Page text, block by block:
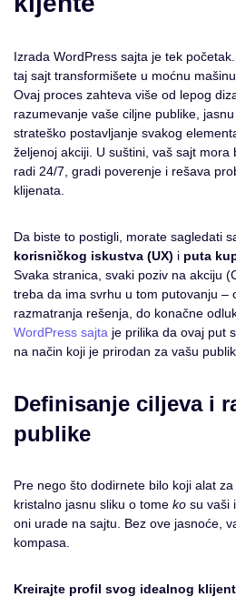
Izrada WordPress sajta je tek
taj sajt transformišete u moćnu
Ovaj proces zahteva više od lepog
razumevanje vaše ciljne publike,
strateško postavljanje svakog
željenoj akciji. U suštini, vaš sajt mora
radi 24/7, gradi poverenje i rešava
klijenata.
Da biste to postigli, morate sagledati
korisničkog iskustva (UX) i puta
Svaka stranica, svaki poziv na akciju
treba da ima svrhu u tom putovanju –
razmatranja rešenja, do konačne
WordPress sajta je prilika da ovaj put
na način koji je prirodan za vašu
Definisanje ciljeva i
publike
Pre nego što dodirnete bilo koji alat
kristalno jasnu sliku o tome ko su vaši
oni urade na sajtu. Bez ove jasnoće,
kompasa.
Kreirajte profil svog idealnog